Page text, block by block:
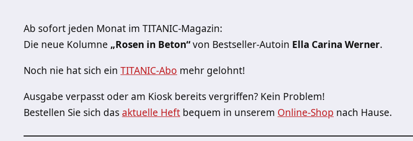
Ab sofort jeden Monat im TITANIC-Magazin:
Die neue Kolumne „Rosen in Beton“von Bestseller-Autoin Ella Carina Werner.
Noch nie hat sich ein TITANIC-Abo mehr gelohnt!
Ausgabe verpasst oder am Kiosk bereits vergriffen? Kein Problem!
Bestellen Sie sich das aktuelle Heft bequem in unserem Online-Shop nach Hause.